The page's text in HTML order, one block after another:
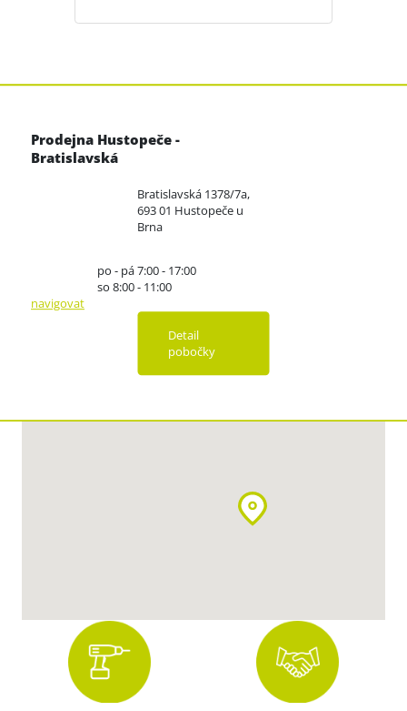
Prodejna Hustopeče -
Bratislavská
Bratislavská 1378/7a,
693 01 Hustopeče u
Brna
po - pá 7:00 - 17:00
so 8:00 - 11:00
navigovat
Detail
pobočky